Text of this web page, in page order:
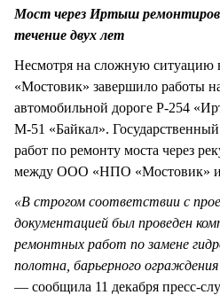
Мост через Иртыш
течение двух лет
Несмотря на сложную
«Мостовик» завершило работы
автомобильной дороге Р-254
М-51 «Байкал».
работ по ремонту моста через
между ООО «НПО «Мостовик»
«В строгом соответствии с
документацией был проведен
ремонтных работ по замене
полотна, барьерного
— сообщила 11 декабря пресс-